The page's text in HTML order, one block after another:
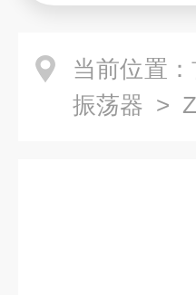
当前位置：
振荡器 >